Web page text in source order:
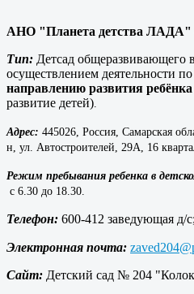
АНО "Планета детства ЛАДА"
Тип: Детсад общеразвивающего
осуществлением деятельности по
направлению развития ребёнка
развитие детей)
Адрес: 445026, Россия, Самарская
н, ул. Автостроителей, 29А, 16
Режим пребывания ребенка в
с 6.30 до 18.30.
Телефон: 600-412 заведующая д/с;
Электронная почта:
Сайт: Детский сад № 204